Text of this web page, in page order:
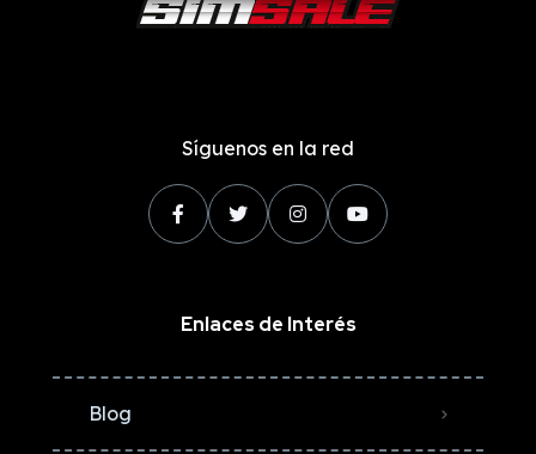
Síguenos en la red
Enlaces de Interés
Blog